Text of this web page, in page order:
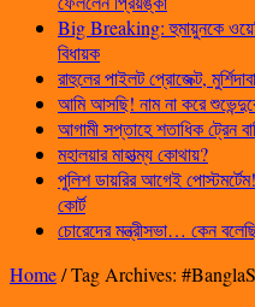
Big Breaking: হুমায়ুনকে
বিধায়ক
রাহুলের পাইলট প্রোজেক্ট,
আমি আসছি! নাম না করে
আগামী সপ্তাহে শতাধিক ট্রেন
মহালয়ার মাহাত্ম্য কোথায়?
পুলিশ ডায়রির আগেই
কোর্ট
চোরেদের মন্ত্রীসভা… কেন
Home/Tag Archives: